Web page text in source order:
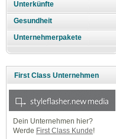
Unterkünfte
Gesundheit
Unternehmerpakete
First Class Unternehmen
Dein Unternehmen hier?
Werde First Class Kunde!